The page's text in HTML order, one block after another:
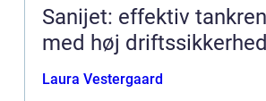
Sanijet: effektiv
med høj driftssikkerhed
Laura Vestergaard